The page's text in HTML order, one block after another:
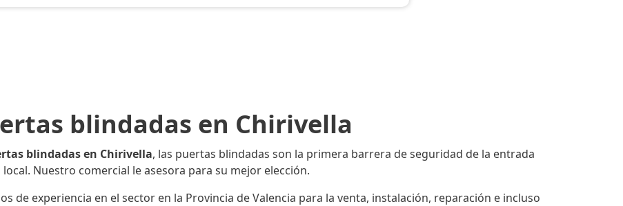
blindadas en Chirivella
blindadas en Chirivella, las puertas blindadas son la primera barrera de seguridad de la entrada
Nuestro comercial le asesora para su mejor elección.
de experiencia en el sector en la Provincia de Valencia para la venta, instalación, reparación e incluso